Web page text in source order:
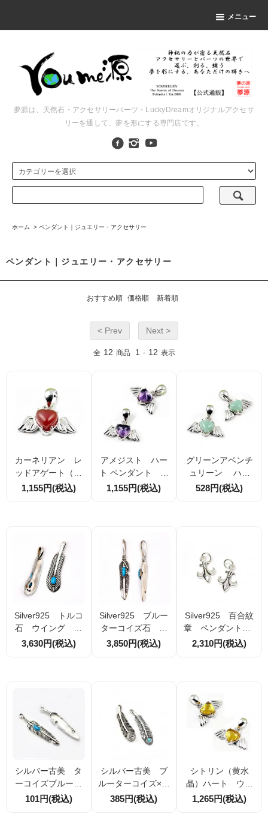
メニュー
夢源は、天然石・アクセサリーパーツ・LuckyDreamオリジナルアクセサ
リーを通して、夢を形にする専門店です。
ホーム > ペンダント｜ジュエリー・アクセサリー
ペンダント｜ジュエリー・アクセサリー
おすすめ順 価格順 新着順
< Prev Next >
全 12 商品 1 - 12 表示
カーネリアン レ
ッドアゲート（赤
瑪瑙）ハート ペ
1,155円(税込)
アメジスト ハー
ト ペンダント ト
ップチャーム 天
1,155円(税込)
グリーンアベンチ
ュリーン ハー
ト ペンダント
528円(税込)
Silver925 トルコ
石 ウイング ペ
ンダント 30ｍｍ
3,630円(税込)
Silver925 ブルー
ターコイズ石 ウ
イングペンダン
3,850円(税込)
Silver925 百合紋
章 ペンダント 2
0×10.5ｍｍ（1024
2,310円(税込)
シルバー古美 タ
ーコイズブルー
ウィング ペンダ
101円(税込)
シルバー古美 ブ
ルーターコイズ×ウ
ィング ペンダン
385円(税込)
シトリン（黄水
晶）ハート ウイ
ングモチーフ ペ
1,265円(税込)